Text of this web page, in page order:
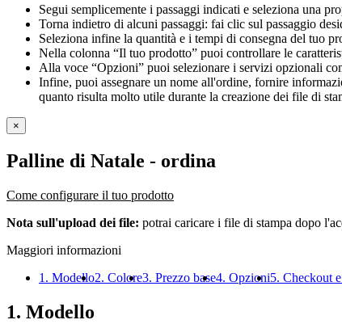
Segui semplicemente i passaggi indicati e seleziona una
Torna indietro di alcuni passaggi: fai clic sul passaggio
Seleziona infine la quantità e i tempi di consegna del tuo
Nella colonna “Il tuo prodotto” puoi controllare le
Alla voce “Opzioni” puoi selezionare i servizi opzionali
Infine, puoi assegnare un nome all'ordine, fornire
quanto risulta molto utile durante la creazione dei file di
×
Palline di Natale - ordina
Come configurare il tuo prodotto
Nota sull'upload dei file: potrai caricare i file di stampa dopo
Maggiori informazioni
1. Modello2. Colore3. Prezzo base4. Opzioni5. Checkout
1. Modello